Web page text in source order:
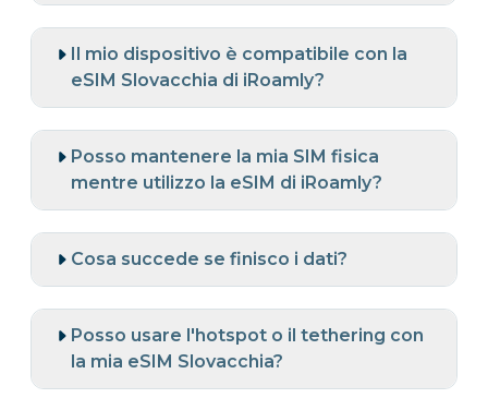
Il mio dispositivo è compatibile con la
eSIM Slovacchia di iRoamly?
Posso mantenere la mia SIM fisica
mentre utilizzo la eSIM di iRoamly?
Cosa succede se finisco i dati?
Posso usare l'hotspot o il tethering con
la mia eSIM Slovacchia?